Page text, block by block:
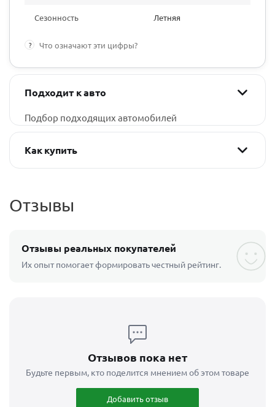
Сезонность Летняя
? Что означают эти цифры?
Подходит к авто
Подбор подходящих автомобилей
Как купить
Отзывы
Отзывы реальных покупателей
Их опыт помогает формировать честный рейтинг.
Отзывов пока нет
Будьте первым, кто поделится мнением об этом товаре
Добавить отзыв